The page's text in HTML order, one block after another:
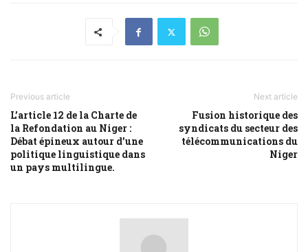
Previous article
L’article 12 de la Charte de
la Refondation au Niger :
Débat épineux autour d’une
politique linguistique dans
un pays multilingue.
Next article
Fusion historique des
syndicats du secteur des
télécommunications du
Niger